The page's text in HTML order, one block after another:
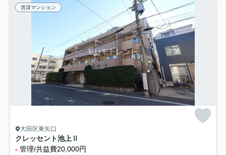
賃貸マンション
大田区東矢口
クレッセント池上Ⅱ
- 管理/共益費20,000円